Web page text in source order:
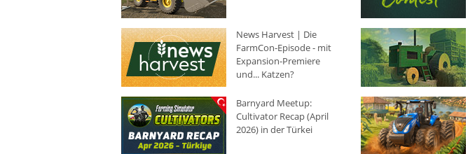
News Harvest | Die
FarmCon-Episode - mit
Expansion-Premiere
und... Katzen?
Barnyard Meetup:
Cultivator Recap (April
2026) in der Türkei